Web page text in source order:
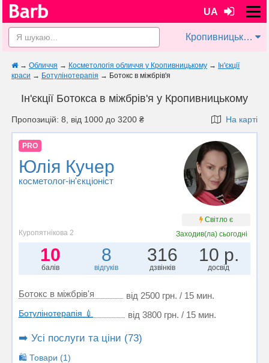
UA
Кропивницький
→ Обличчя → Косметологія обличчя у Кропивницькому → Ін'єкції
краси → Ботулінотерапія → Ботокс в міжбрів'я
Ін'єкції Ботокса в міжбрів'я у Кропивницькому
Пропозицій: 8, від 1000 до 3200 ₴ На карті
PRO
Юлія Кучер
косметолог-ін'єкціоніст
Світло є
Куропятнікова 2
Заходив(ла)сьогодні
10
балів
8
відгуків
316
дзвінків
10 р.
досвід
Ботокс в міжбрів'я від 2500 грн. / 15 мин.
Ботулінотерапія 💉 від 3800 грн. / 15 мин.
➡️ Усі послуги та ціни (73)
🛍️ Товари (1)